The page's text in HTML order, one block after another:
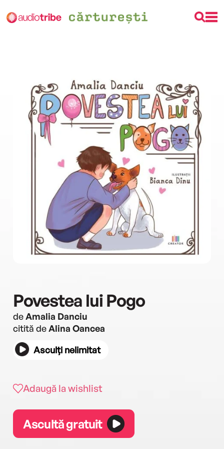
Povestea lui Pogo
deAmalia Danciu
citită deAlina Oancea
Asculți nelimitat
Adaugă la wishlist
Ascultă gratuit